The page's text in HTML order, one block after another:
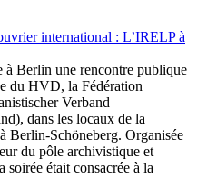
international : L’IRELP à
à Berlin une rencontre publique
du HVD, la Fédération
Verband
dans les locaux de la
Berlin-Schöneberg. Organisée
du pôle archivistique et
était consacrée à la